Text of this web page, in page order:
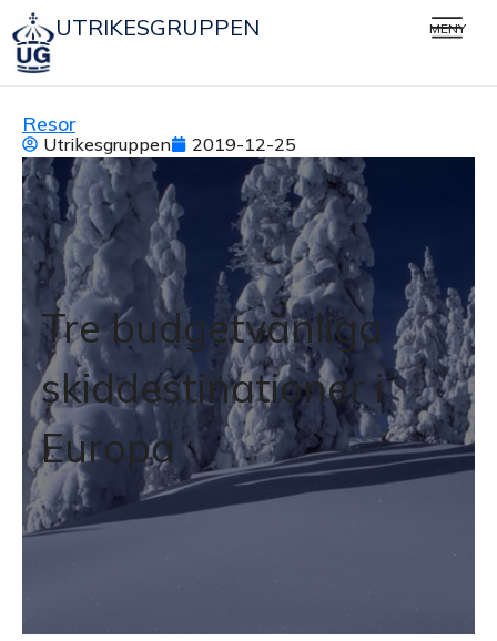
UTRIKESGRUPPEN MENY
Resor
Utrikesgruppen 2019-12-25
Tre budgetvänliga
skiddestinationer i
Europa